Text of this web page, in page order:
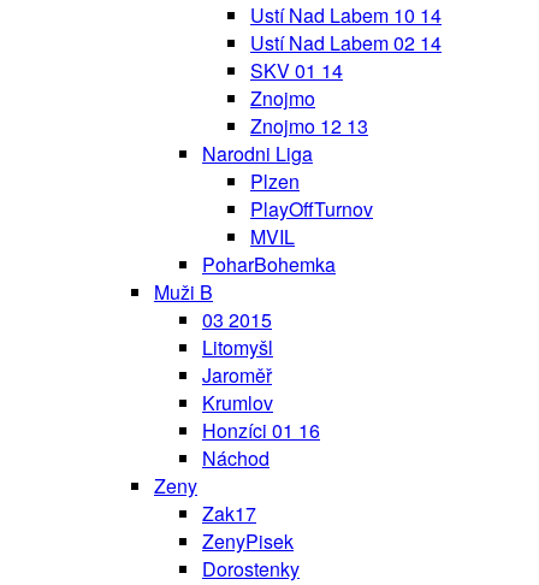
Ustí Nad Labem 10 14
Ustí Nad Labem 02 14
SKV 01 14
Znojmo
Znojmo 12 13
Narodni Liga
Plzen
PlayOffTurnov
MVIL
PoharBohemka
Muži B
03 2015
Litomyšl
Jaroměř
Krumlov
Honzíci 01 16
Náchod
Zeny
Zak17
ZenyPisek
Dorostenky